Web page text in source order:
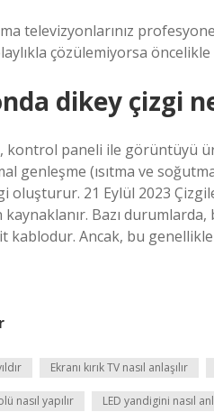
televizyonlarınız
çözülemiyorsa öncelikle
dikey çizgi
paneli ile görüntüyü
genleşme (ısıtma ve
oluşturur. 21 Eylül 2023
kaynaklanır. Bazı
kablodur. Ancak, bu
Ekranı kırık TV nasıl anlaşılır
nasıl yapılır LED yandigini nasıl